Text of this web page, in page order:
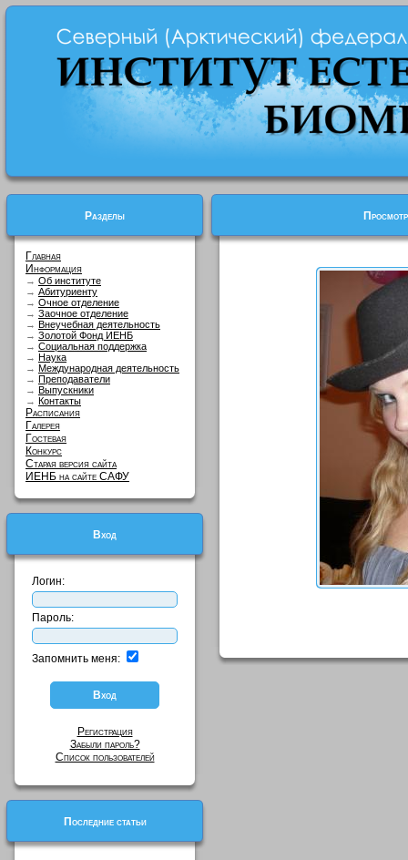
Разделы
Главная
Информация
→ Об институте
→ Абитуриенту
→ Очное отделение
→ Заочное отделение
→ Внеучебная деятельность
→ Золотой Фонд ИЕНБ
→ Социальная поддержка
→ Наука
→ Международная деятельность
→ Преподаватели
→ Выпускники
→ Контакты
Расписания
Галерея
Гостевая
Конкурс
Старая версия сайта
ИЕНБ на сайте САФУ
Вход
Логин:
Пароль:
Запомнить меня:
Регистрация
Забыли пароль?
Список пользователей
Последние статьи